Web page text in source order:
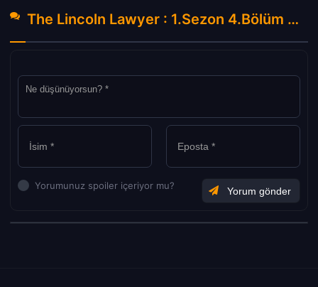
The Lincoln Lawyer : 1.Sezon 4.Bölüm Hakkında Yorumlar
Yorumunuz spoiler içeriyor mu?